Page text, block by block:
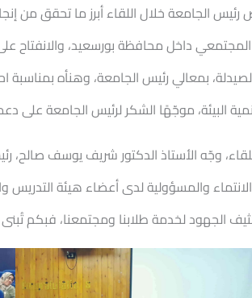
الجامعة خلال اللقاء أبرز ما تحقق من
داخل محافظة بورسعيد، والانفتاح
بمعالي رئيس الجامعة، وهنأه بمناسبة
البيئة، موجّهًا الشكر لرئيس الجامعة على
وجّه الأستاذ الدكتور شريف يوسف
والمسؤولية لدى أعضاء هيئة التدريس
الجهود لخدمة طلابنا ومجتمعنا، فبكم